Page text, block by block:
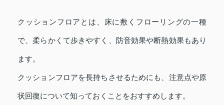
クッションフロアとは、床に敷くフローリングの一種
で、柔らかくて歩きやすく、防音効果や断熱効果もあり
ます。
クッションフロアを長持ちさせるためにも、注意点や原
状回復について知っておくことをおすすめします。